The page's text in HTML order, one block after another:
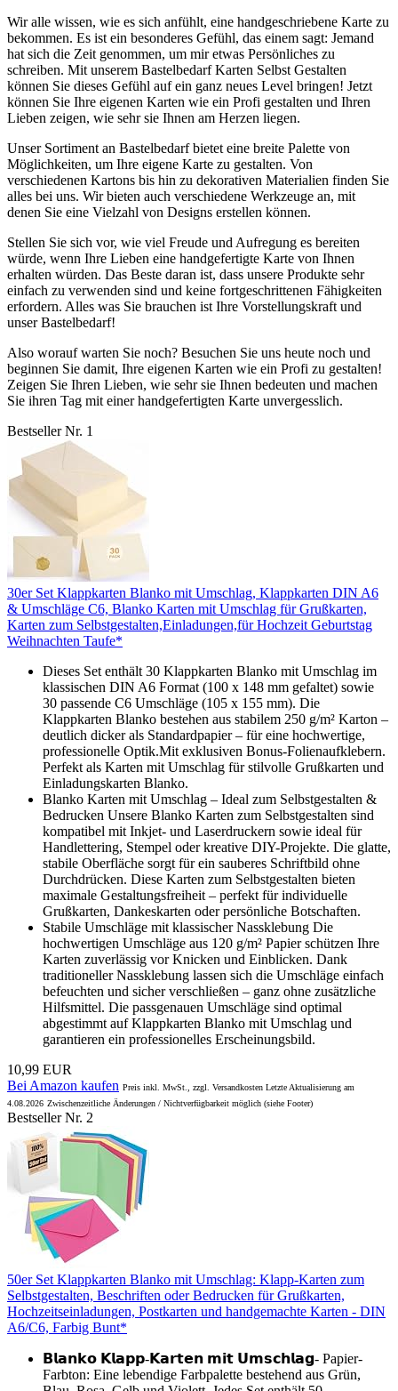
Wir alle wissen, wie es sich anfühlt, eine handgeschriebene Karte zu
bekommen. Es ist ein besonderes Gefühl, das einem sagt: Jemand
hat sich die Zeit genommen, um mir etwas Persönliches zu
schreiben. Mit unserem Bastelbedarf Karten Selbst Gestalten
können Sie dieses Gefühl auf ein ganz neues Level bringen! Jetzt
können Sie Ihre eigenen Karten wie ein Profi gestalten und Ihren
Lieben zeigen, wie sehr sie Ihnen am Herzen liegen.
Unser Sortiment an Bastelbedarf bietet eine breite Palette von
Möglichkeiten, um Ihre eigene Karte zu gestalten. Von
verschiedenen Kartons bis hin zu dekorativen Materialien finden Sie
alles bei uns. Wir bieten auch verschiedene Werkzeuge an, mit
denen Sie eine Vielzahl von Designs erstellen können.
Stellen Sie sich vor, wie viel Freude und Aufregung es bereiten
würde, wenn Ihre Lieben eine handgefertigte Karte von Ihnen
erhalten würden. Das Beste daran ist, dass unsere Produkte sehr
einfach zu verwenden sind und keine fortgeschrittenen Fähigkeiten
erfordern. Alles was Sie brauchen ist Ihre Vorstellungskraft und
unser Bastelbedarf!
Also worauf warten Sie noch? Besuchen Sie uns heute noch und
beginnen Sie damit, Ihre eigenen Karten wie ein Profi zu gestalten!
Zeigen Sie Ihren Lieben, wie sehr sie Ihnen bedeuten und machen
Sie ihren Tag mit einer handgefertigten Karte unvergesslich.
Bestseller Nr. 1
30er Set Klappkarten Blanko mit Umschlag, Klappkarten DIN A6
& Umschläge C6, Blanko Karten mit Umschlag für Grußkarten,
Karten zum Selbstgestalten,Einladungen,für Hochzeit Geburtstag
Weihnachten Taufe*
Dieses Set enthält 30 Klappkarten Blanko mit Umschlag im
klassischen DIN A6 Format (100 x 148 mm gefaltet) sowie
30 passende C6 Umschläge (105 x 155 mm). Die
Klappkarten Blanko bestehen aus stabilem 250 g/m² Karton –
deutlich dicker als Standardpapier – für eine hochwertige,
professionelle Optik.Mit exklusiven Bonus-Folienaufklebern.
Perfekt als Karten mit Umschlag für stilvolle Grußkarten und
Einladungskarten Blanko.
Blanko Karten mit Umschlag – Ideal zum Selbstgestalten &
Bedrucken Unsere Blanko Karten zum Selbstgestalten sind
kompatibel mit Inkjet- und Laserdruckern sowie ideal für
Handlettering, Stempel oder kreative DIY-Projekte. Die glatte,
stabile Oberfläche sorgt für ein sauberes Schriftbild ohne
Durchdrücken. Diese Karten zum Selbstgestalten bieten
maximale Gestaltungsfreiheit – perfekt für individuelle
Grußkarten, Dankeskarten oder persönliche Botschaften.
Stabile Umschläge mit klassischer Nassklebung Die
hochwertigen Umschläge aus 120 g/m² Papier schützen Ihre
Karten zuverlässig vor Knicken und Einblicken. Dank
traditioneller Nassklebung lassen sich die Umschläge einfach
befeuchten und sicher verschließen – ganz ohne zusätzliche
Hilfsmittel. Die passgenauen Umschläge sind optimal
abgestimmt auf Klappkarten Blanko mit Umschlag und
garantieren ein professionelles Erscheinungsbild.
10,99 EUR
Bei Amazon kaufen Preis inkl. MwSt., zzgl. Versandkosten Letzte Aktualisierung am
4.08.2026 Zwischenzeitliche Änderungen / Nichtverfügbarkeit möglich (siehe Footer)
Bestseller Nr. 2
50er Set Klappkarten Blanko mit Umschlag: Klapp-Karten zum
Selbstgestalten, Beschriften oder Bedrucken für Grußkarten,
Hochzeitseinladungen, Postkarten und handgemachte Karten - DIN
A6/C6, Farbig Bunt*
𝗕𝗹𝗮𝗻𝗸𝗼 𝗞𝗹𝗮𝗽𝗽-𝗞𝗮𝗿𝘁𝗲𝗻 𝗺𝗶𝘁 𝗨𝗺𝘀𝗰𝗵𝗹𝗮𝗴- Papier-
Farbton: Eine lebendige Farbpalette bestehend aus Grün,